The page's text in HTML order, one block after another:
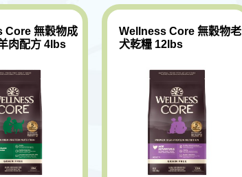
Core 無穀物成
肉配方 4lbs
Wellness Core 無穀物老
犬乾糧 12lbs